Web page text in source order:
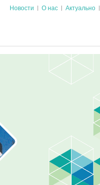
Новости О нас Актуально